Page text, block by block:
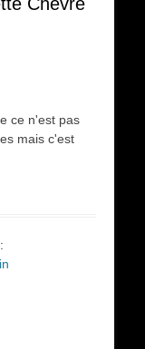
ce n'est pas
mais c'est